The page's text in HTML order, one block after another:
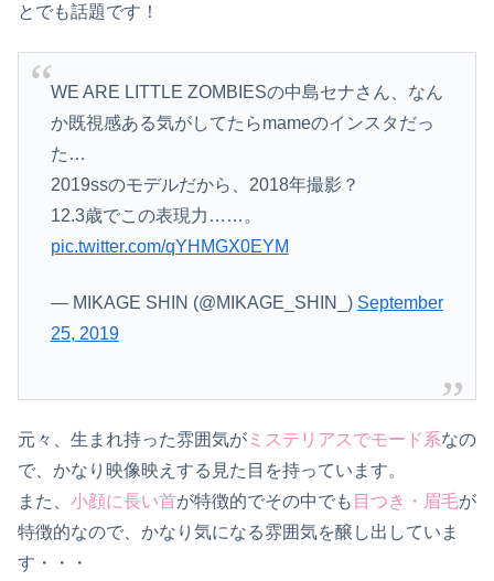
とでも話題です！
WE ARE LITTLE ZOMBIESの中島セナさん、なん
か既視感ある気がしてたらmameのインスタだっ
た…
2019ssのモデルだから、2018年撮影？
12.3歳でこの表現力……。
pic.twitter.com/qYHMGX0EYM
— MIKAGE SHIN (@MIKAGE_SHIN_) September
25, 2019
元々、生まれ持った雰囲気が ミステリアスでモード系なの
で、かなり映像映えする見た目を持っています。
また、 小顔に長い首が特徴的でその中でも 目つき・眉毛が
特徴的なので、かなり気になる雰囲気を醸し出していま
す・・・